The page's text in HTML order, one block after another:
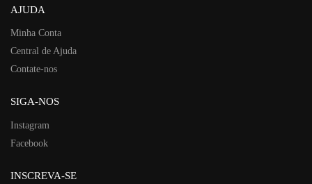
AJUDA
Minha Conta
Central de Ajuda
Contate-nos
SIGA-NOS
Instagram
Facebook
INSCREVA-SE